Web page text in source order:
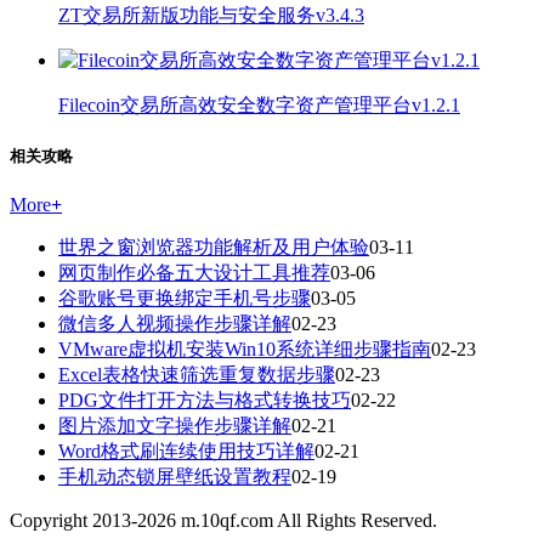
ZT交易所新版功能与安全服务v3.4.3
Filecoin交易所高效安全数字资产管理平台v1.2.1
相关攻略
More+
世界之窗浏览器功能解析及用户体验03-11
网页制作必备五大设计工具推荐03-06
谷歌账号更换绑定手机号步骤03-05
微信多人视频操作步骤详解02-23
VMware虚拟机安装Win10系统详细步骤指南02-23
Excel表格快速筛选重复数据步骤02-23
PDG文件打开方法与格式转换技巧02-22
图片添加文字操作步骤详解02-21
Word格式刷连续使用技巧详解02-21
手机动态锁屏壁纸设置教程02-19
Copyright 2013-2026 m.10qf.com All Rights Reserved.